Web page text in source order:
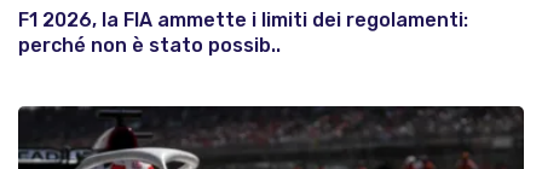
F1 2026, la FIA ammette i limiti dei regolamenti:
perché non è stato possib..